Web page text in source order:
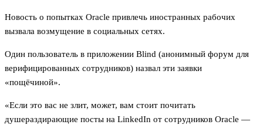
Новость о попытках Oracle привлечь иностранных рабочих
вызвала возмущение в социальных сетях.
Один пользователь в приложении Blind (анонимный форум для
верифицированных сотрудников) назвал эти заявки
«пощёчиной».
«Если это вас не злит, может, вам стоит почитать
душераздирающие посты на LinkedIn от сотрудников Oracle —